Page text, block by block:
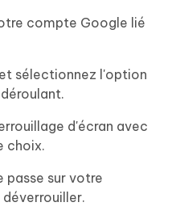
compte Google lié
sélectionnez l'option
d'écran avec
choix.
passe sur votre